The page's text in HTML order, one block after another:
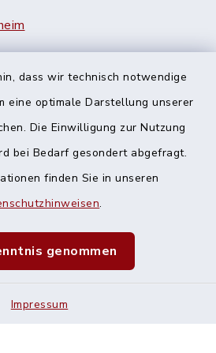
dass wir technisch notwendige
eine optimale Darstellung unserer
Die Einwilligung zur Nutzung
bei Bedarf gesondert abgefragt.
finden Sie in unseren
.
genommen
Impressum
Impressum
Sitemap